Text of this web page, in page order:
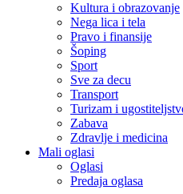
Kultura i obrazovanje
Nega lica i tela
Pravo i finansije
Šoping
Sport
Sve za decu
Transport
Turizam i
Zabava
Zdravlje i medicina
Mali oglasi
Oglasi
Predaja oglasa